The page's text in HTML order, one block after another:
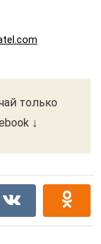
только
↓